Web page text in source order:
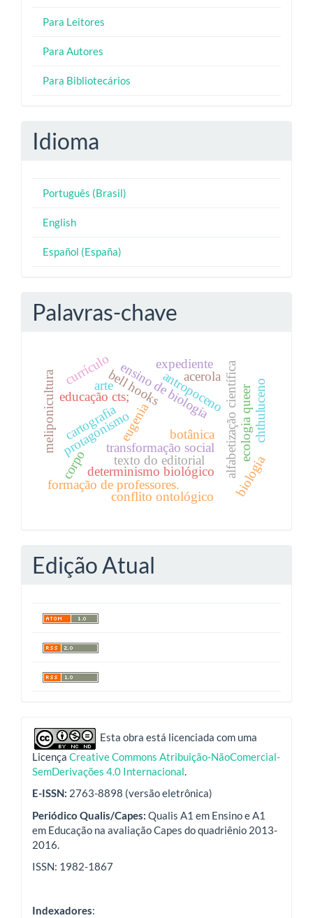
Para Leitores
Para Autores
Para Bibliotecários
Idioma
Português (Brasil)
English
Español (España)
Palavras-chave
texto do editorial
eugenia
ensino de biologia
determinismo biológico alfabetização científica
transformação social
antropoceno
expediente
educação cts;
formação de professores.
bell hooks
protagonismo
biologia
ecologia queer
conflito ontológico
chthuluceno
cartografia botânica
currículo acerola
meliponicultura arte
corpo
Edição Atual
indexadoresEsta obra está licenciada com uma
Licença Creative Commons Atribuição-NãoComercial-
SemDerivações 4.0 Internacional.
E-ISSN: 2763-8898 (versão eletrônica)
Periódico Qualis/Capes: Qualis A1 em Ensino e A1
em Educação na avaliação Capes do quadriênio 2013-
2016.
ISSN: 1982-1867
Indexadores: